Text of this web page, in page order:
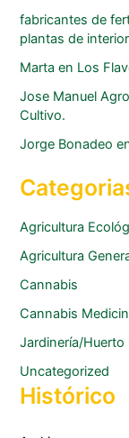
fabricantes de
plantas de
Marta en Los
Jose Manuel
Cultivo.
Jorge Bonadeo
Agricultura
Agricultura
Cannabis
Cannabis
Jardinería/Huerto
Uncategorized
Histórico